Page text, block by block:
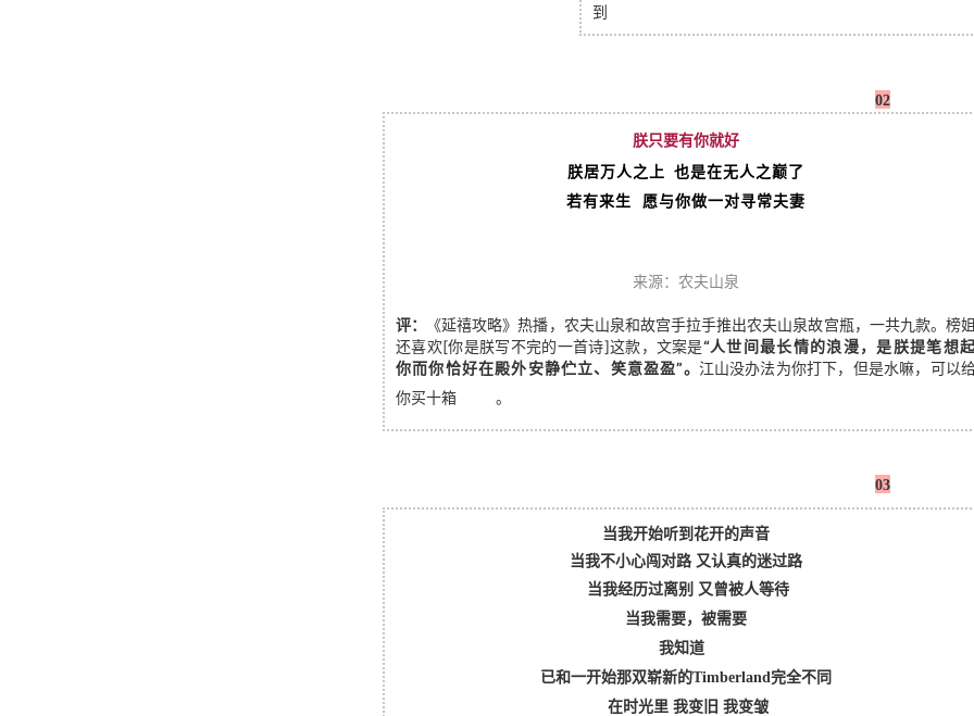
到
02
朕只要有你就好
朕居万人之上 也是在无人之巅了
若有来生 愿与你做一对寻常夫妻
来源：农夫山泉
评：
《延禧攻略》热播，农夫山泉和故宫手拉手推出农夫山泉故宫瓶，一共九款。榜
还喜欢[你是朕写不完的一首诗]这款，文案是“人世间最长情的浪漫，是朕提笔想
你而你恰好在殿外安静伫立、笑意盈盈”。 江山没办法为你打下，但是水嘛，可以
你买十箱
。
03
当我开始听到花开的声音
当我不小心闯对路 又认真的迷过路
当我经历过离别 又曾被人等待
当我需要，被需要
我知道
已和一开始那双崭新的Timberland完全不同
在时光里 我变旧 我变皱